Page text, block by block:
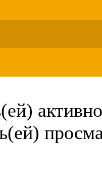
активно